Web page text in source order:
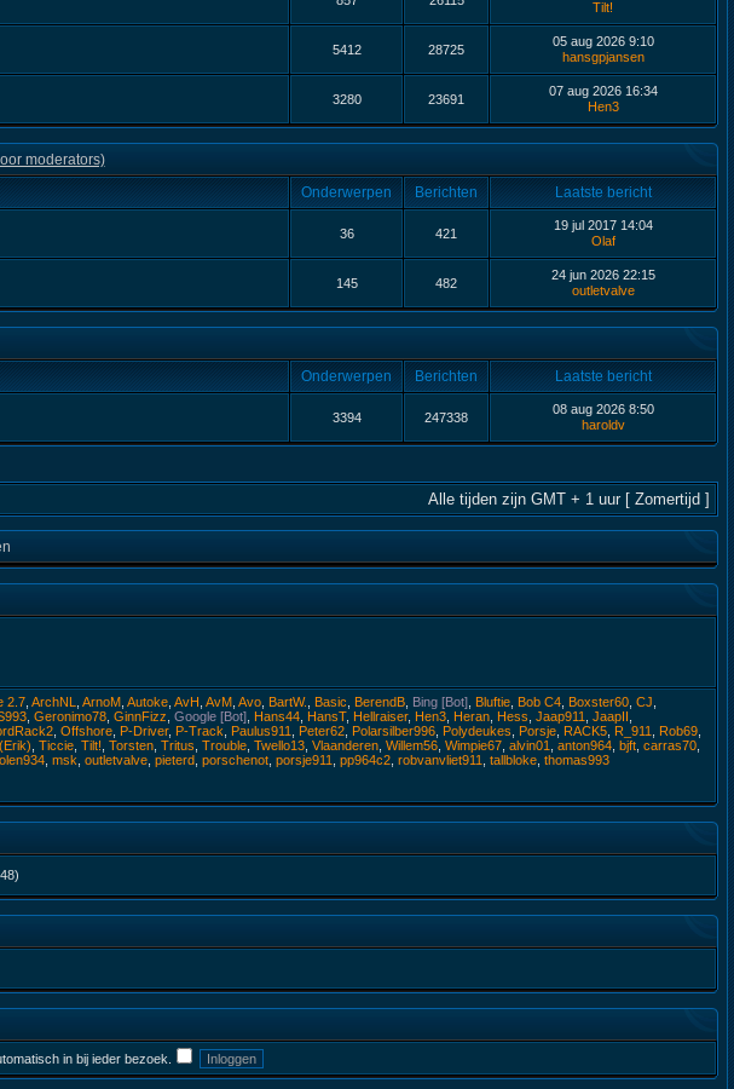
Tilt!
5412 28725
05 aug 2026 9:10
hansgpjansen
3280 23691
07 aug 2026 16:34
Hen3
moderators)
Onderwerpen Berichten
Laatste bericht
36 421
19 jul 2017 14:04
Olaf
145 482
24 jun 2026 22:15
outletvalve
Onderwerpen Berichten
Laatste bericht
3394 247338
08 aug 2026 8:50
haroldv
Alle tijden zijn GMT + 1 uur [ Zomertijd ]
2.7 ArchNL ArnoM Autoke AvH AvM Avo BartW. Basic BerendB Bing [Bot] Bluftie Bob C4 Boxster60 CJ
Geronimo78 GinnFizz Google [Bot] Hans44 HansT, Hellraiser, Hen3 Heran Hess Jaap911 JaapII
Offshore P-Driver, P-Track Paulus911 Peter62 Polarsilber996 Polydeukes Porsje RACK5 R_911 Rob69
Ticcie Tilt! Torsten Tritus Trouble Twello13 Vlaanderen Willem56 Wimpie67 alvin01 anton964 bjft carras70
msk outletvalve pieterd porschenot porsje911 pp964c2 robvanvliet911 tallbloke thomas993
in bij ieder bezoek.